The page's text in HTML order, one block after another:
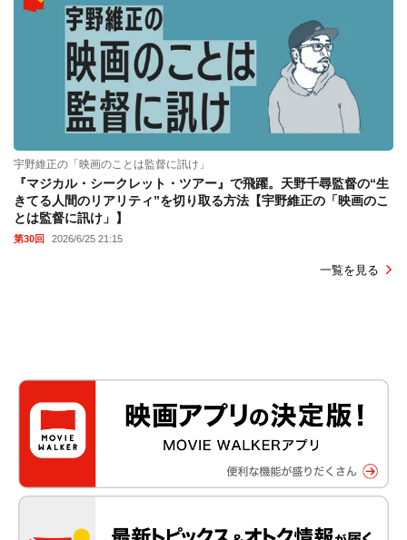
宇野維正の「映画のことは監督に訊け」
『マジカル・シークレット・ツアー』で飛躍。天野千尋監督の“生
きてる人間のリアリティ”を切り取る方法【宇野維正の「映画のこ
とは監督に訊け」】
第30回 2026/6/25 21:15
一覧を見る